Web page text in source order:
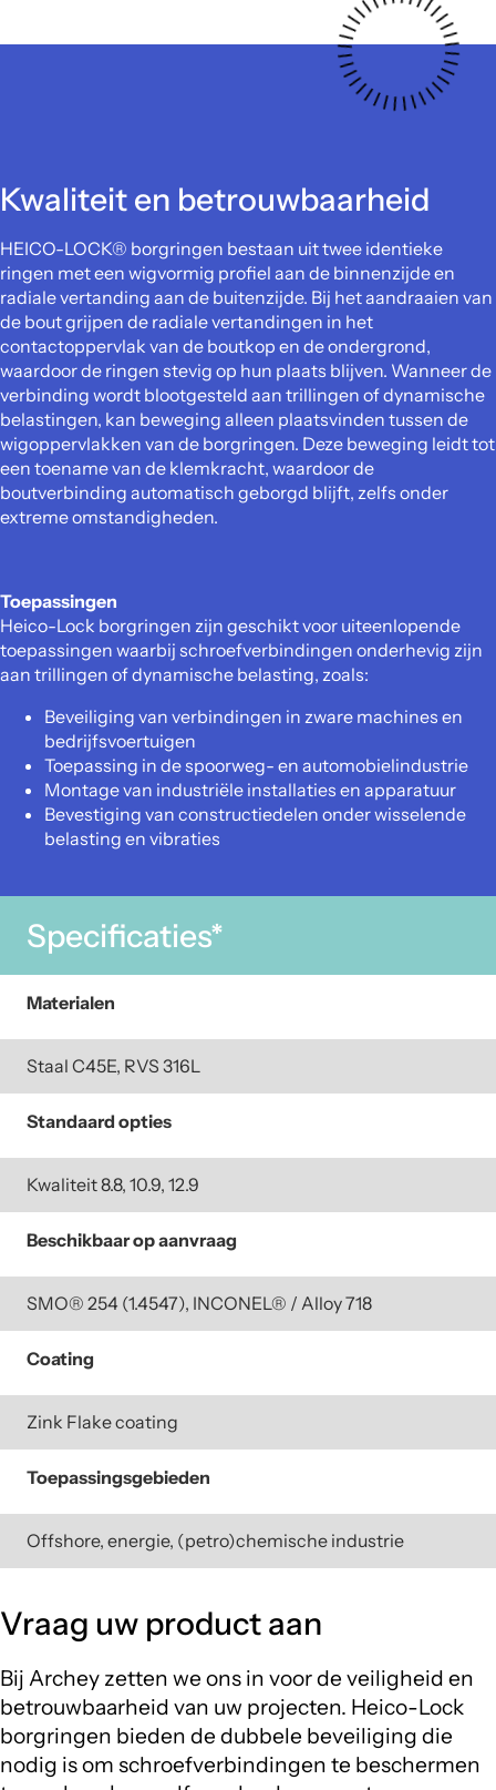
Kwaliteit en betrouwbaarheid
HEICO-LOCK® borgringen bestaan uit twee identieke
ringen met een wigvormig profiel aan de binnenzijde en
radiale vertanding aan de buitenzijde. Bij het aandraaien van
de bout grijpen de radiale vertandingen in het
contactoppervlak van de boutkop en de ondergrond,
waardoor de ringen stevig op hun plaats blijven. Wanneer de
verbinding wordt blootgesteld aan trillingen of dynamische
belastingen, kan beweging alleen plaatsvinden tussen de
wigoppervlakken van de borgringen. Deze beweging leidt tot
een toename van de klemkracht, waardoor de
boutverbinding automatisch geborgd blijft, zelfs onder
extreme omstandigheden.
Toepassingen
Heico-Lock borgringen zijn geschikt voor uiteenlopende
toepassingen waarbij schroefverbindingen onderhevig zijn
aan trillingen of dynamische belasting, zoals:
Beveiliging van verbindingen in zware machines en
bedrijfsvoertuigen
Toepassing in de spoorweg- en automobielindustrie
Montage van industriële installaties en apparatuur
Bevestiging van constructiedelen onder wisselende
belasting en vibraties
Specificaties*
Materialen
Staal C45E, RVS 316L
Standaard opties
Kwaliteit 8.8, 10.9, 12.9
Beschikbaar op aanvraag
SMO® 254 (1.4547), INCONEL® / Alloy 718
Coating
Zink Flake coating
Toepassingsgebieden
Offshore, energie, (petro)chemische industrie
Vraag uw product aan
Bij Archey zetten we ons in voor de veiligheid en
betrouwbaarheid van uw projecten. Heico-Lock
borgringen bieden de dubbele beveiliging die
nodig is om schroefverbindingen te beschermen